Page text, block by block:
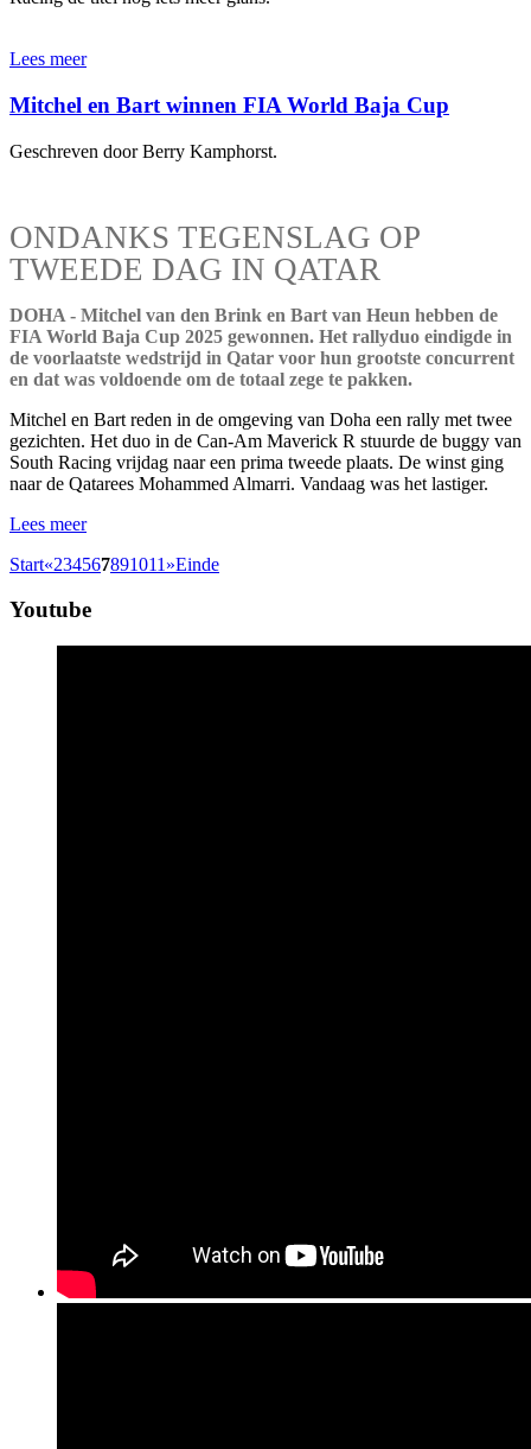
Lees meer
Mitchel en Bart winnen FIA World Baja Cup
Geschreven door Berry Kamphorst.
ONDANKS TEGENSLAG OP
TWEEDE DAG IN QATAR
DOHA - Mitchel van den Brink en Bart van Heun hebben de
FIA World Baja Cup 2025 gewonnen. Het rallyduo eindigde in
de voorlaatste wedstrijd in Qatar voor hun grootste concurrent
en dat was voldoende om de totaal zege te pakken.
Mitchel en Bart reden in de omgeving van Doha een rally met twee
gezichten. Het duo in de Can-Am Maverick R stuurde de buggy van
South Racing vrijdag naar een prima tweede plaats. De winst ging
naar de Qatarees Mohammed Almarri. Vandaag was het lastiger.
Lees meer
Start«234567891011 »Einde
Youtube